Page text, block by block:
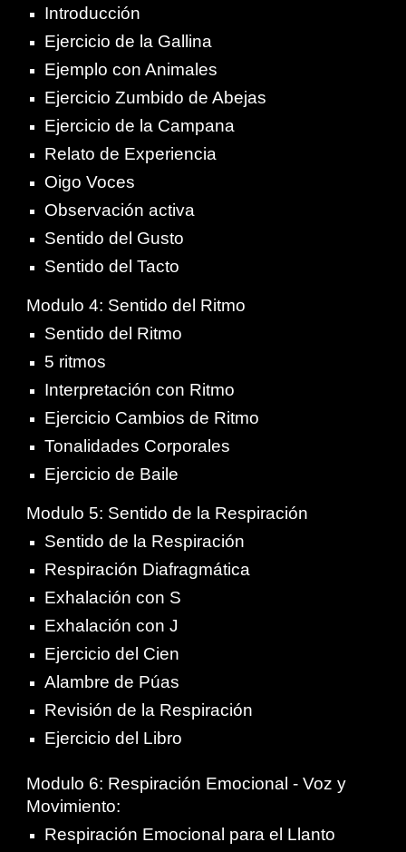
Introducción
Ejercicio de la Gallina
Ejemplo con Animales
Ejercicio Zumbido de Abejas
Ejercicio de la Campana
Relato de Experiencia
Oigo Voces
Observación activa
Sentido del Gusto
Sentido del Tacto
Modulo 4: Sentido del Ritmo
Sentido del Ritmo
5 ritmos
Interpretación con Ritmo
Ejercicio Cambios de Ritmo
Tonalidades Corporales
Ejercicio de Baile
Modulo 5: Sentido de la Respiración
Sentido de la Respiración
Respiración Diafragmática
Exhalación con S
Exhalación con J
Ejercicio del Cien
Alambre de Púas
Revisión de la Respiración
Ejercicio del Libro
Modulo 6: Respiración Emocional - Voz y
Movimiento:
Respiración Emocional para el Llanto